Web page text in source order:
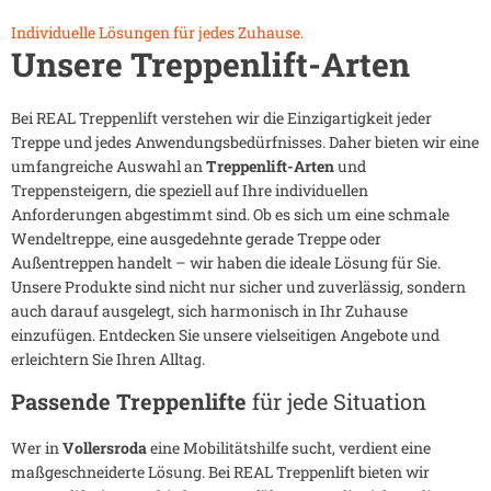
Individuelle Lösungen für jedes Zuhause.
Unsere Treppenlift-Arten
Bei REAL Treppenlift verstehen wir die Einzigartigkeit jeder
Treppe und jedes Anwendungsbedürfnisses. Daher bieten wir eine
umfangreiche Auswahl anTreppenlift-Artenund
Treppensteigern, die speziell auf Ihre individuellen
Anforderungen abgestimmt sind. Ob es sich um eine schmale
Wendeltreppe, eine ausgedehnte gerade Treppe oder
Außentreppen handelt – wir haben die ideale Lösung für Sie.
Unsere Produkte sind nicht nur sicher und zuverlässig, sondern
auch darauf ausgelegt, sich harmonisch in Ihr Zuhause
einzufügen. Entdecken Sie unsere vielseitigen Angebote und
erleichtern Sie Ihren Alltag.
Passende Treppenlifte für jede Situation
Wer inVollersrodaeine Mobilitätshilfe sucht, verdient eine
maßgeschneiderte Lösung. Bei REAL Treppenlift bieten wir